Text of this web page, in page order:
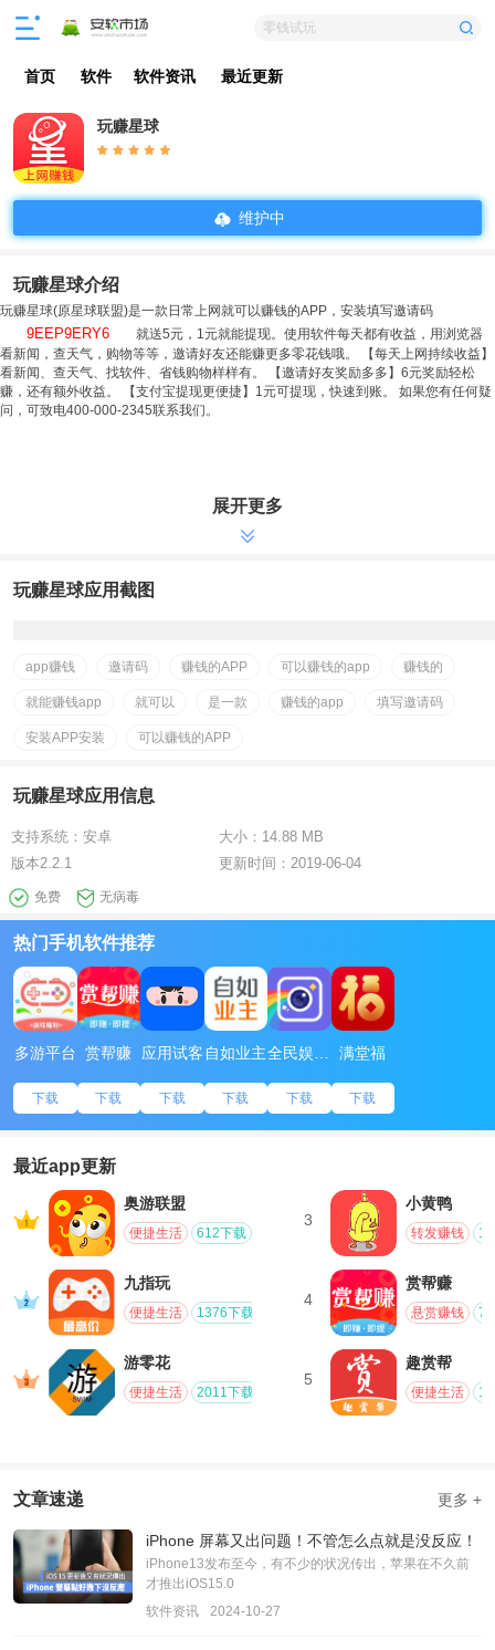
零钱试玩
首页 软件 软件资讯 最近更新
玩赚星球
维护中
玩赚星球介绍
玩赚星球(原星球联盟)是一款日常上网就可以赚钱的APP，安装填写邀请码
9EEP9ERY6
就送5元，1元就能提现。使用软件每天都有收益，用浏览器
看新闻，查天气，购物等等，邀请好友还能赚更多零花钱哦。 【每天上网持续收益】
看新闻、查天气、找软件、省钱购物样样有。 【邀请好友奖励多多】6元奖励轻松
赚，还有额外收益。 【支付宝提现更便捷】1元可提现，快速到账。 如果您有任何疑
问，可致电400-000-2345联系我们。
展开更多
玩赚星球应用截图
app赚钱 邀请码 赚钱的APP 可以赚钱的app 赚钱的
就能赚钱app 就可以 是一款 赚钱的app 填写邀请码
安装APP安装 可以赚钱的APP
玩赚星球应用信息
支持系统： 安卓 大小： 14.88 MB
版本2.2.1 更新时间：2019-06-04
免费 无病毒
热门手机软件推荐
多游平台
下载
赏帮赚
下载
应用试客
下载
自如业主
下载 下载
满堂福
下载
最近app更新
奥游联盟
便捷生活 612下载
九指玩
便捷生活 1376下载
游零花
便捷生活 2011下载
3
小黄鸭
转发赚钱
4
赏帮赚
悬赏赚钱
5
趣赏帮
便捷生活
文章速递 更多 +
iPhone 屏幕又出问题！不管怎么点就是没反应！
iPhone13发布至今，有不少的状况传出，苹果在不久前
才推出iOS15.0
软件资讯
2024-10-27